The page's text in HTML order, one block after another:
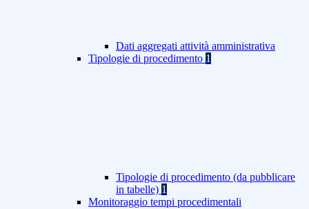
Dati aggregati attività amministrativa
Tipologie di procedimento 1
Tipologie di procedimento (da pubblicare
in tabelle) 1
Monitoraggio tempi procedimentali